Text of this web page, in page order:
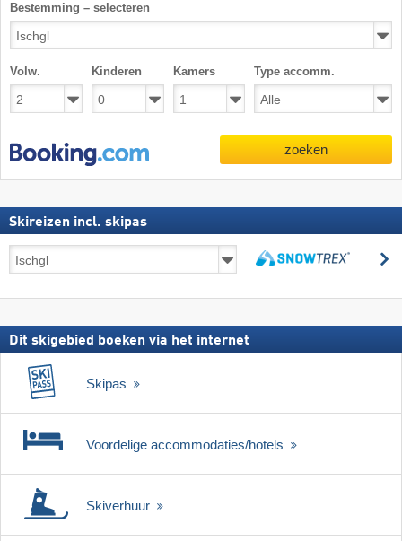
Bestemming – selecteren
Volw. Kinderen Kamers Type accomm.
zoeken
Skireizen incl. skipas
Skireizen
incl.
Dit skigebied boeken via het internet
Skipas
Voordelige accommodaties/hotels
Skiverhuur